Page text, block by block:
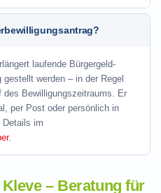
laufende Bürgergeld-
werden – in der Regel
Bewilligungszeitraums. Er
per Post oder persönlich in
Details im
.
– Beratung für